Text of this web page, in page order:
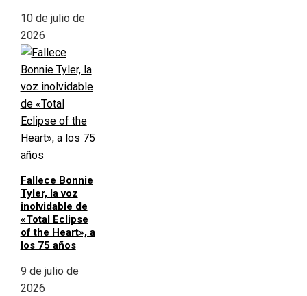
10 de julio de
2026
Fallece Bonnie
Tyler, la voz
inolvidable de
«Total Eclipse
of the Heart», a
los 75 años
9 de julio de
2026